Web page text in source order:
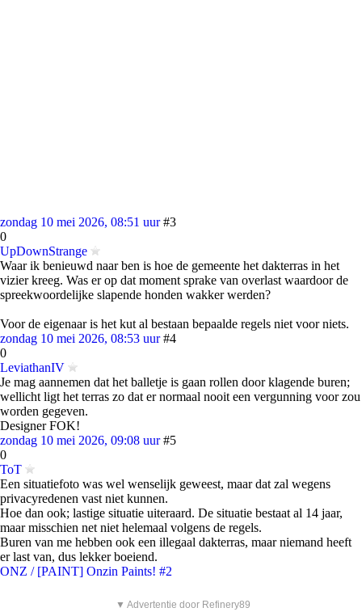
zondag 10 mei 2026, 08:51 uur #3
0
UpDownStrange
Waar ik benieuwd naar ben is hoe de gemeente het dakterras in het
vizier kreeg. Was er op dat moment sprake van overlast waardoor de
spreekwoordelijke slapende honden wakker werden?
Voor de eigenaar is het kut al bestaan bepaalde regels niet voor niets.
zondag 10 mei 2026, 08:53 uur #4
0
LeviathanIV
Je mag aannemen dat het balletje is gaan rollen door klagende buren;
wellicht ligt het terras zo dat er normaal nooit een vergunning voor zou
worden gegeven.
Designer FOK!
zondag 10 mei 2026, 09:08 uur #5
0
ToT
Een situatiefoto was wel wenselijk geweest, maar dat zal wegens
privacyredenen vast niet kunnen.
Hoe dan ook; lastige situatie uiteraard. De situatie bestaat al 14 jaar,
maar misschien net niet helemaal volgens de regels.
Buren van me hebben ook een illegaal dakterras, maar niemand heeft
er last van, dus lekker boeiend.
ONZ / [PAINT] Onzin Paints! #2
▼ Advertentie door Refinery89